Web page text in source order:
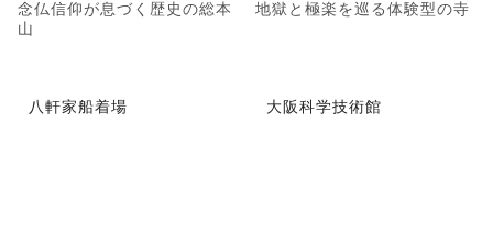
念仏信仰が息づく歴史の総本
山
地獄と極楽を巡る体験型の寺
八軒家船着場 大阪科学技術館